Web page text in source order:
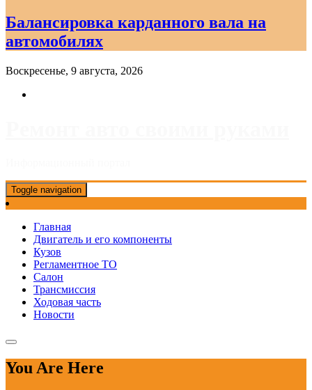
Балансировка карданного вала на
автомобилях
Воскресенье, 9 августа, 2026
Toggle navigation
Главная
Двигатель и его компоненты
Кузов
Регламентное ТО
Салон
Трансмиссия
Ходовая часть
Новости
You Are Here